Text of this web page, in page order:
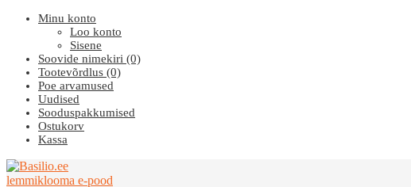
Minu konto
Loo konto
Sisene
Soovide nimekiri (0)
Tootevõrdlus (0)
Poe arvamused
Uudised
Sooduspakkumised
Ostukorv
Kassa